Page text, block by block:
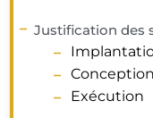
Justification des
Conception
Exécution